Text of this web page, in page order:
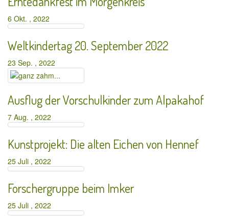
6 Okt. , 2022
Weltkindertag 20. September 2022
23 Sep. , 2022
Ausflug der Vorschulkinder zum Alpakahof
7 Aug. , 2022
Kunstprojekt: Die alten Eichen von Hennef
25 Juli , 2022
Forschergruppe beim Imker
25 Juli , 2022